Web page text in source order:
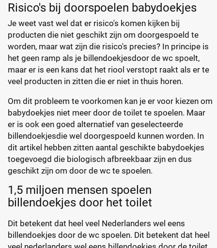
Risico's bij doorspoelen babydoekjes
Je weet vast wel dat er risico's komen kijken bij
producten die niet geschikt zijn om doorgespoeld te
worden, maar wat zijn die risico's precies? In principe is
het geen ramp als je billendoekjesdoor de wc spoelt,
maar er is een kans dat het riool verstopt raakt als er te
veel producten in zitten die er niet in thuis horen.
Om dit probleem te voorkomen kan je er voor kiezen om
babydoekjes niet meer door de toilet te spoelen. Maar
er is ook een goed alternatief van geselecteerde
billendoekjesdie wel doorgespoeld kunnen worden. In
dit artikel hebben zitten aantal geschikte babydoekjes
toegevoegd die biologisch afbreekbaar zijn en dus
geschikt zijn om door de wc te spoelen.
1,5 miljoen mensen spoelen
billendoekjes door het toilet
Dit betekent dat heel veel Nederlanders wel eens
billendoekjes door de wc spoelen. Dit betekent dat heel